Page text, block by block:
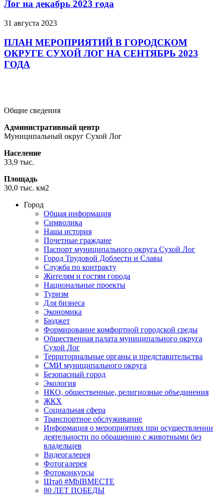
Лог на декабрь 2023 года
31 августа 2023
ПЛАН МЕРОПРИЯТИЙ В ГОРОДСКОМ
ОКРУГЕ СУХОЙ ЛОГ НА СЕНТЯБРЬ 2023
ГОДА
Общие сведения
Административный центр
Муниципальный округ Сухой Лог
Население
33,9 тыс.
Площадь
30,0 тыс. км2
Город
Общая информация
Символика
Наша история
Почетные граждане
Паспорт муниципального округа Сухой Лог
Город Трудовой Доблести и Славы
Служба по контракту
Жителям и гостям города
Национальные проекты
Туризм
Для бизнеса
Экономика
Бюджет
Формирование комфортной городской среды
Общественная палата муниципального округа
Сухой Лог
Территориальные органы и представительства
СМИ муниципального округа
Безопасный город
Экология
НКО, общественные, религиозные объединения
ЖКХ
Социальная сфера
Транспортное обслуживание
Информация о мероприятиях при осуществлении
деятельности по обращению с животными без
владельцев
Видеогалерея
Фотогалерея
Фотоконкурсы
Штаб #MbIBMECTE
80 ЛЕТ ПОБЕДЫ